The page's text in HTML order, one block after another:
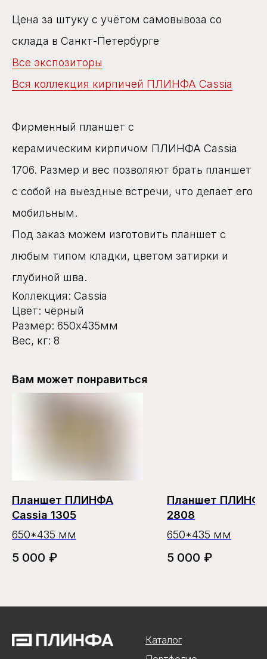
Цена за штуку с учётом самовывоза со
склада в Санкт-Петербурге
Все экспозиторы
Вся коллекция кирпичей ПЛИНФА Cassia
Фирменный планшет с
керамическим кирпичом ПЛИНФА Cassia
1706. Размер и вес позволяют брать планшет
с собой на выездные встречи, что делает его
мобильным.
Под заказ можем изготовить планшет с
любым типом кладки, цветом затирки и
глубиной шва.
Коллекция: Cassia
Цвет: чёрный
Размер: 650x435мм
Вес, кг: 8
Вам может понравиться
Планшет ПЛИНФА
Cassia 1305
650*435 мм
5 000 ₽
Планшет
2808
650*435 мм
5 000 ₽
Каталог